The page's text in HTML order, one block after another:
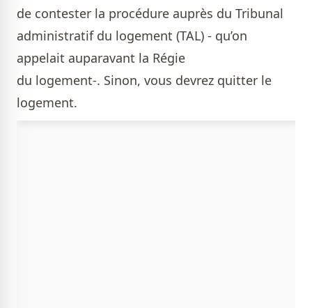
de contester la procédure auprès du Tribunal
administratif du logement (TAL) - qu’on
appelait auparavant la Régie
du logement-. Sinon, vous devrez quitter le
logement.